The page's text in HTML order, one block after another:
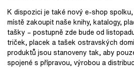
K dispozici je také nový e-shop
místě zakoupit naše knihy, katalogy,
tašky – postupně zde bude od
triček, placek a tašek ostravských
produktů jsou stanoveny tak, aby
spojené s přípravou, výrobou a